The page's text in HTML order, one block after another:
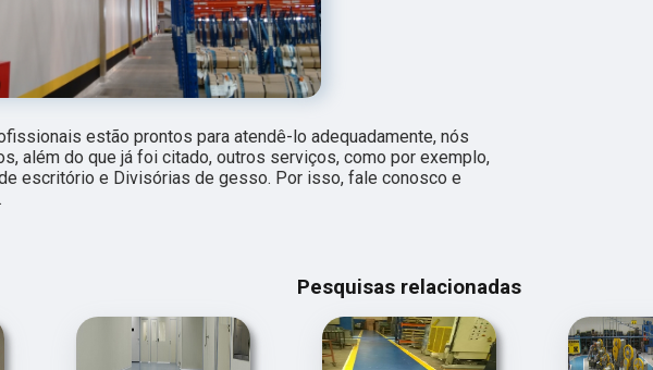
estão prontos para atendê-lo adequadamente, nós
além do que já foi citado, outros serviços, como por exemplo,
escritório e Divisórias de gesso. Por isso, fale conosco e
Pesquisas relacionadas